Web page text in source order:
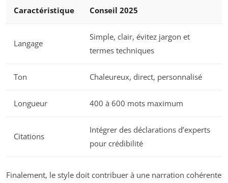
Caractéristique Conseil 2025
Langage
Simple, clair, évitez jargon et
termes techniques
Ton Chaleureux, direct, personnalisé
Longueur 400 à 600 mots maximum
Citations
Intégrer des déclarations d’experts
pour crédibilité
Finalement, le style doit contribuer à une narration cohérente